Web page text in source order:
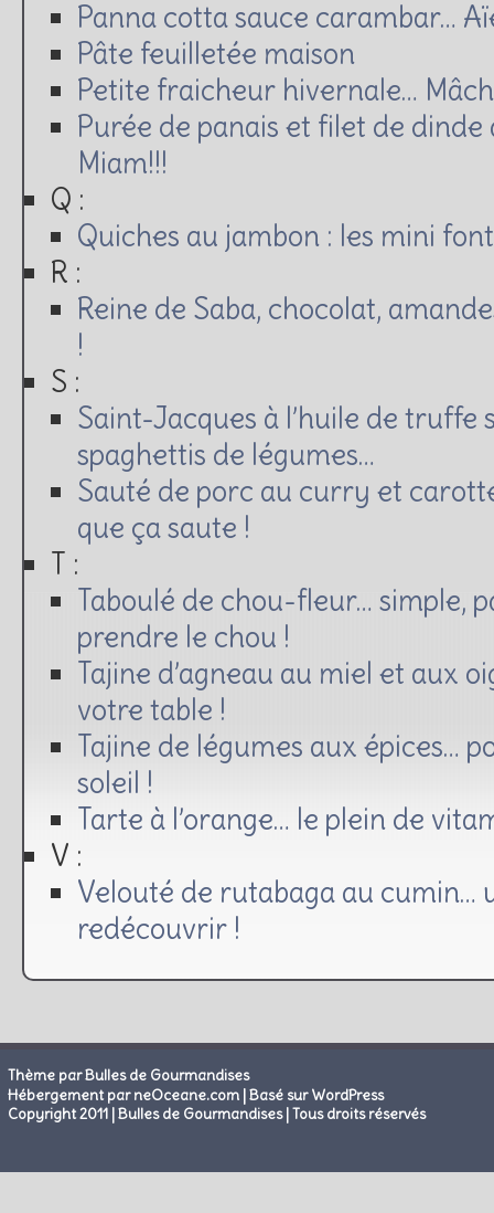
Panna cotta sauce carambar…
Pâte feuilletée maison
Petite fraicheur hivernale…
Purée de panais et filet de
Miam!!!
Q :
Quiches au jambon : les mini
R :
Reine de Saba, chocolat,
!
S :
Saint-Jacques à l’huile de truffe
spaghettis de légumes…
Sauté de porc au curry et
que ça saute !
T :
Taboulé de chou-fleur… simple,
prendre le chou !
Tajine d’agneau au miel et aux
votre table !
Tajine de légumes aux épices…
soleil !
Tarte à l’orange… le plein de
V :
Velouté de rutabaga au cumin…
redécouvrir !
Thème par Bulles de Gourmandises
Hébergement par neOceane.com |Basé sur WordPress
Copyright 2011 | Bulles de Gourmandises | Tous droits réservés